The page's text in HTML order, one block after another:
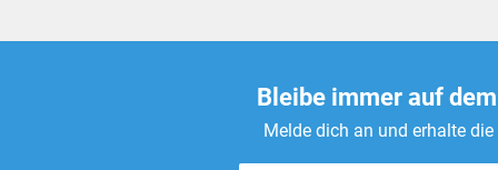
Bleibe immer auf
Melde dich an und erhalte